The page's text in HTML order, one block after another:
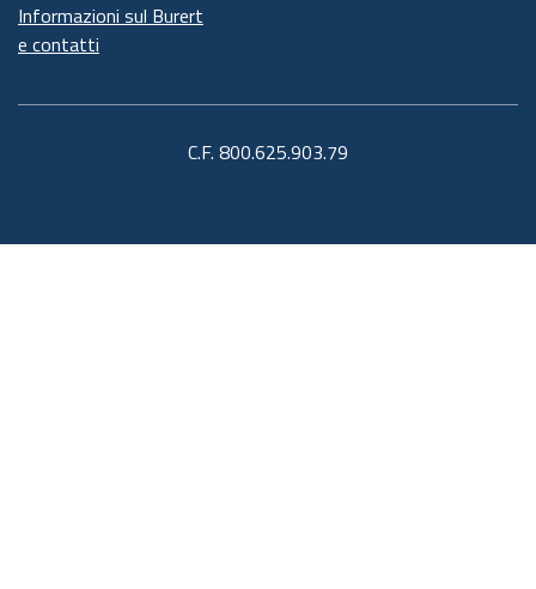
Informazioni sul Burert
e contatti
C.F. 800.625.903.79